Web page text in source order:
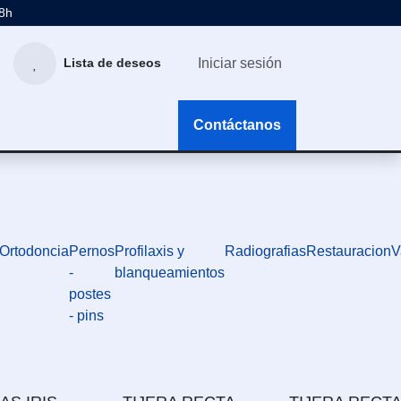
Lista de deseos Iniciar sesión
Contáctanos
OrtodonciaPernos
-
postes
- pins
Profilaxis y
blanqueamientos
RadiografiasRestauracion